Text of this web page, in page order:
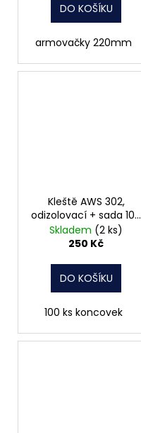
DO KOŠÍKU
armovačky 220mm
Kleště AWS 302,
odizolovací + sada 100
ks koncovek
Skladem (2 ks)
250 Kč
DO KOŠÍKU
100 ks koncovek